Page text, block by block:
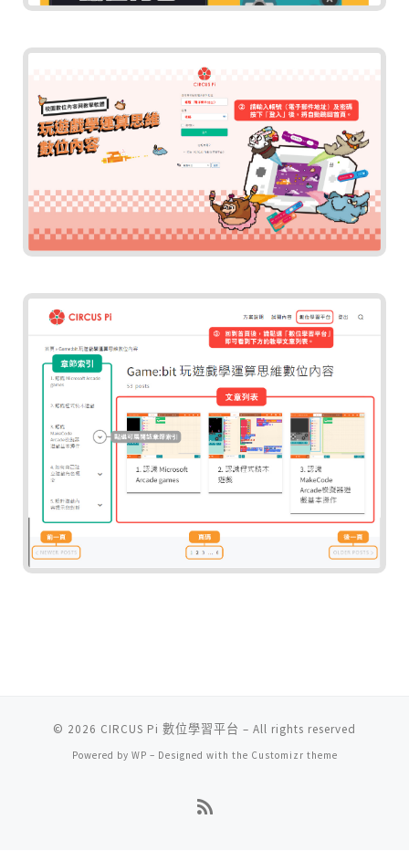
© 2026 CIRCUS Pi 數位學習平台 – All rights reserved
Powered by WP – Designed with the Customizr theme